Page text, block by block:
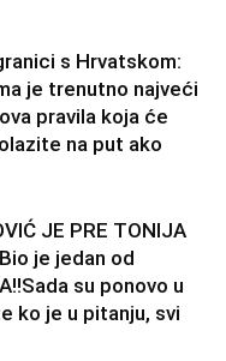
s Hrvatskom:
je trenutno najveći
pravila koja će
na put ako
JE PRE TONIJA
je jedan od
su ponovo u
ko je u pitanju, svi